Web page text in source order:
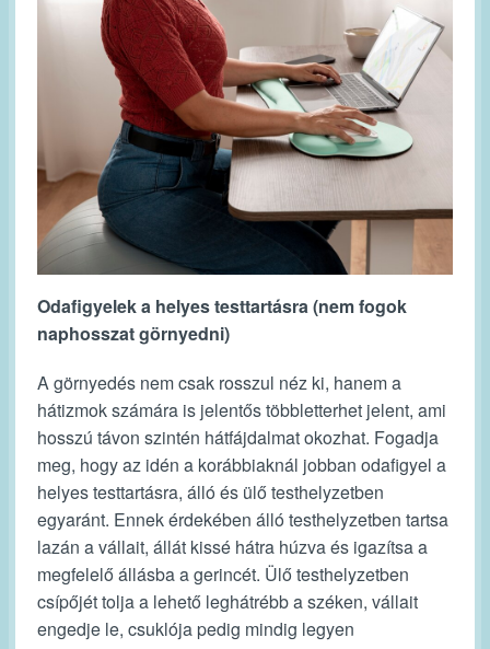
Odafigyelek a helyes testtartásra (nem fogok
naphosszat görnyedni)
A görnyedés nem csak rosszul néz ki, hanem a
hátizmok számára is jelentős többletterhet jelent, ami
hosszú távon szintén hátfájdalmat okozhat. Fogadja
meg, hogy az idén a korábbiaknál jobban odafigyel a
helyes testtartásra, álló és ülő testhelyzetben
egyaránt. Ennek érdekében álló testhelyzetben tartsa
lazán a vállait, állát kissé hátra húzva és igazítsa a
megfelelő állásba a gerincét. Ülő testhelyzetben
csípőjét tolja a lehető leghátrébb a széken, vállait
engedje le, csuklója pedig mindig legyen